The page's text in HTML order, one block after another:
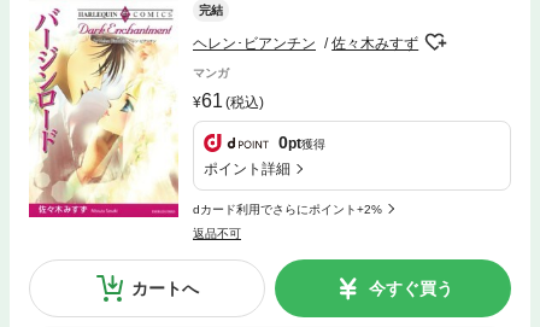
完結
ヘレン･ビアンチン 佐々木みすず
マンガ
61 (税込)
0pt獲得
ポイント詳細
dカード利用でさらにポイント+2%
返品不可
カートへ 今すぐ買う